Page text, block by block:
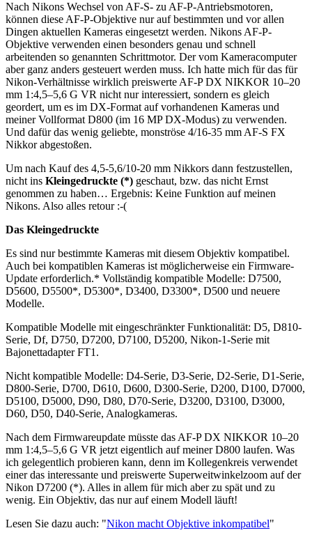
Nach Nikons Wechsel von AF-S- zu AF-P-Antriebsmotoren,
können diese AF-P-Objektive nur auf bestimmten und vor allen
Dingen aktuellen Kameras eingesetzt werden. Nikons AF-P-
Objektive verwenden einen besonders genau und schnell
arbeitenden so genannten Schrittmotor. Der vom Kameracomputer
aber ganz anders gesteuert werden muss. Ich hatte mich für das für
Nikon-Verhältnisse wirklich preiswerte AF-P DX NIKKOR 10–20
mm 1:4,5–5,6 G VR nicht nur interessiert, sondern es gleich
geordert, um es im DX-Format auf vorhandenen Kameras und
meiner Vollformat D800 (im 16 MP DX-Modus) zu verwenden.
Und dafür das wenig geliebte, monströse 4/16-35 mm AF-S FX
Nikkor abgestoßen.
Um nach Kauf des 4,5-5,6/10-20 mm Nikkors dann festzustellen,
nicht ins Kleingedruckte (*) geschaut, bzw. das nicht Ernst
genommen zu haben… Ergebnis: Keine Funktion auf meinen
Nikons. Also alles retour :-(
Das Kleingedruckte
Es sind nur bestimmte Kameras mit diesem Objektiv kompatibel.
Auch bei kompatiblen Kameras ist möglicherweise ein Firmware-
Update erforderlich.* Vollständig kompatible Modelle: D7500,
D5600, D5500*, D5300*, D3400, D3300*, D500 und neuere
Modelle.
Kompatible Modelle mit eingeschränkter Funktionalität: D5, D810-
Serie, Df, D750, D7200, D7100, D5200, Nikon-1-Serie mit
Bajonettadapter FT1.
Nicht kompatible Modelle: D4-Serie, D3-Serie, D2-Serie, D1-Serie,
D800-Serie, D700, D610, D600, D300-Serie, D200, D100, D7000,
D5100, D5000, D90, D80, D70-Serie, D3200, D3100, D3000,
D60, D50, D40-Serie, Analogkameras.
Nach dem Firmwareupdate müsste das AF-P DX NIKKOR 10–20
mm 1:4,5–5,6 G VR jetzt eigentlich auf meiner D800 laufen. Was
ich gelegentlich probieren kann, denn im Kollegenkreis verwendet
einer das interessante und preiswerte Superweitwinkelzoom auf der
Nikon D7200 (*). Alles in allem für mich aber zu spät und zu
wenig. Ein Objektiv, das nur auf einem Modell läuft!
Lesen Sie dazu auch: "Nikon macht Objektive inkompatibel"